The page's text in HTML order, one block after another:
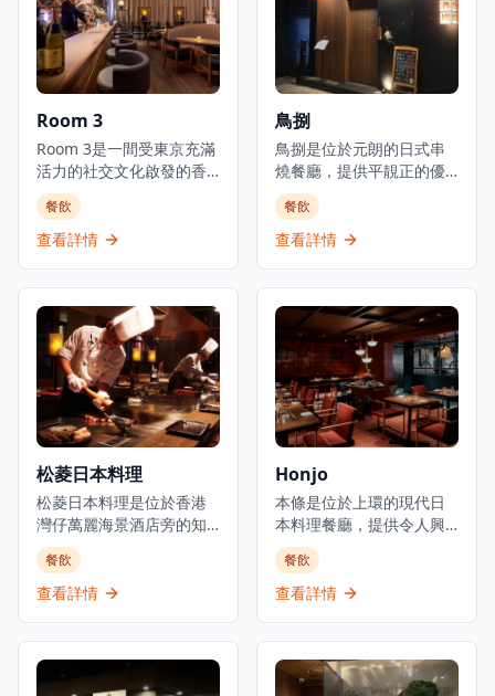
Room 3
Room 3是一間受東京充滿
活力的社交文化啟發的香
港都市美食酒吧，提供日
式小食以及豐富的葡萄
酒、威士忌、優質清酒和
花板，營造出優雅的用餐
和飲酒氛圍。以日式融合
料理聞名，Room 3提供晚
餐服務，專注於燒烤類食
品和酒吧美食，是本地人
和遊客的熱門目的地。這
家establishment既是餐廳
地帶提供精緻的都市用餐
體驗。
餐飲
查看詳情
鳥捌
鳥捌是位於元朗的日式串
燒餐廳，提供平靚正的優
質日本料理，是體驗正宗
日式美食的理想選擇。餐
廳主打新鮮刺身、炭火串
都展現最佳的風味和品
質。位於元朗舊木綿校服
位置，這間餐廳提供正宗
的日式用餐體驗，晚市主
打刺身、串燒等，亦有廚
師發辦，全部都用了時令
魚料及食材。餐廳環境溫
與朋友共聚，享受傳統日
式料理的魅力。餐廳以在
元朗區提供高性價比的日
本料理而聞名，無論是想
要品嚐新鮮刺身還是享受
炭火串燒的獨特風味，鳥
餐飲
查看詳情
松菱日本料理
松菱日本料理是位於香港
灣仔萬麗海景酒店旁的知
名餐廳，是體驗正宗日式
鐵板燒的頂級選擇。餐廳
以精緻的傳統日本料理和
燒宴席已有超過35年的歷
史，深受本地食客和遊客
餐飲
查看詳情
Honjo
本條是位於上環的現代日
本料理餐廳，提供令人興
奮且多元化的日本料理，
以全新的動感風味重新詮
釋。餐廳採用包容性的飲
多種菜式，包括壽司、亞
洲融合菜和健康選擇，並
餐飲
查看詳情